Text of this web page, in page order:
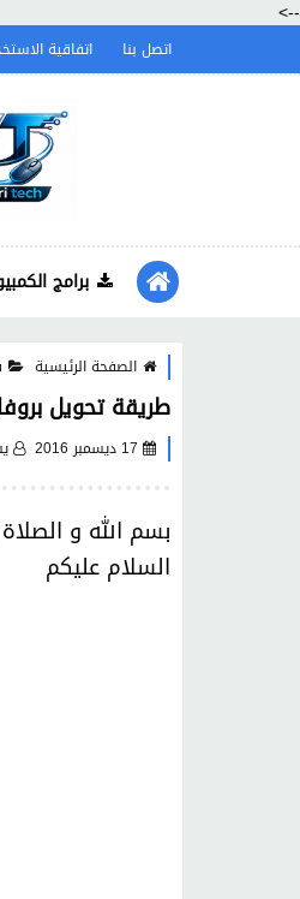
-->
اتصل بنا اتفاقية
برامج
الصفحة الرئيسية
طريقة تحويل
17 ديسمبر 2016
بسم الله و
السلام عليكم